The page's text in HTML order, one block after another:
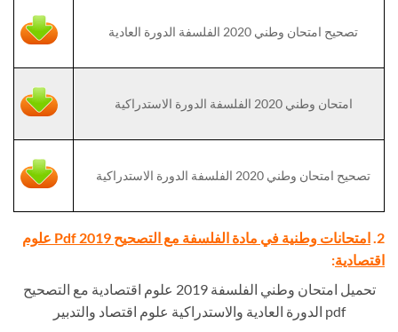
تصحيح امتحان وطني 2020 الفلسفة الدورة العادية
امتحان وطني 2020 الفلسفة الدورة الاستدراكية
تصحيح امتحان وطني 2020 الفلسفة الدورة الاستدراكية
2.
امتحانات وطنية في مادة الفلسفة مع التصحيح Pdf 2019 علوم
اقتصادية:
تحميل امتحان وطني الفلسفة 2019 علوم اقتصادية مع التصحيح
pdf الدورة العادية والاستدراكية علوم اقتصاد والتدبير